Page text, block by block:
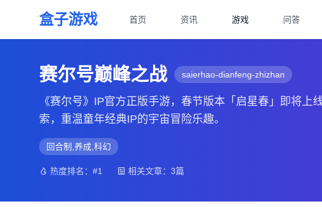
盒子游戏 首页 资讯 游戏 问答
赛尔号巅峰之战 saierhao-dianfeng-zhizhan
《赛尔号》IP官方正版手游，春节版本「启星春」即将
索，重温童年经典IP的宇宙冒险乐趣。
回合制,养成,科幻
热度排名：#1 相关文章：3篇